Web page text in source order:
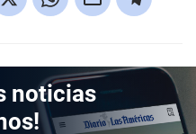
noticias